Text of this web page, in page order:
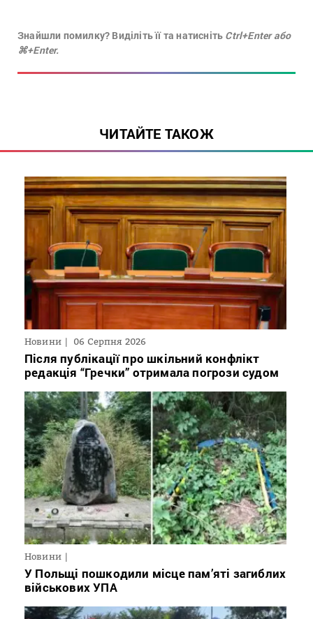
Знайшли помилку? Виділіть її та натисніть Ctrl+Enter або
⌘+Enter.
ЧИТАЙТЕ ТАКОЖ
Новини 06 Серпня 2026
Після публікації про шкільний конфлікт
редакція “Гречки” отримала погрози судом
Новини
У Польщі пошкодили місце пам’яті загиблих
військових УПА